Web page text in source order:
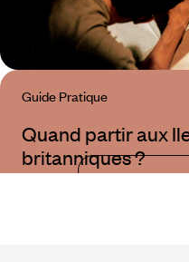
Guide Pratique
Quand partir aux
britanniques ?